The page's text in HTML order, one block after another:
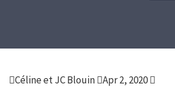
Céline et JC Blouin Apr 2, 2020